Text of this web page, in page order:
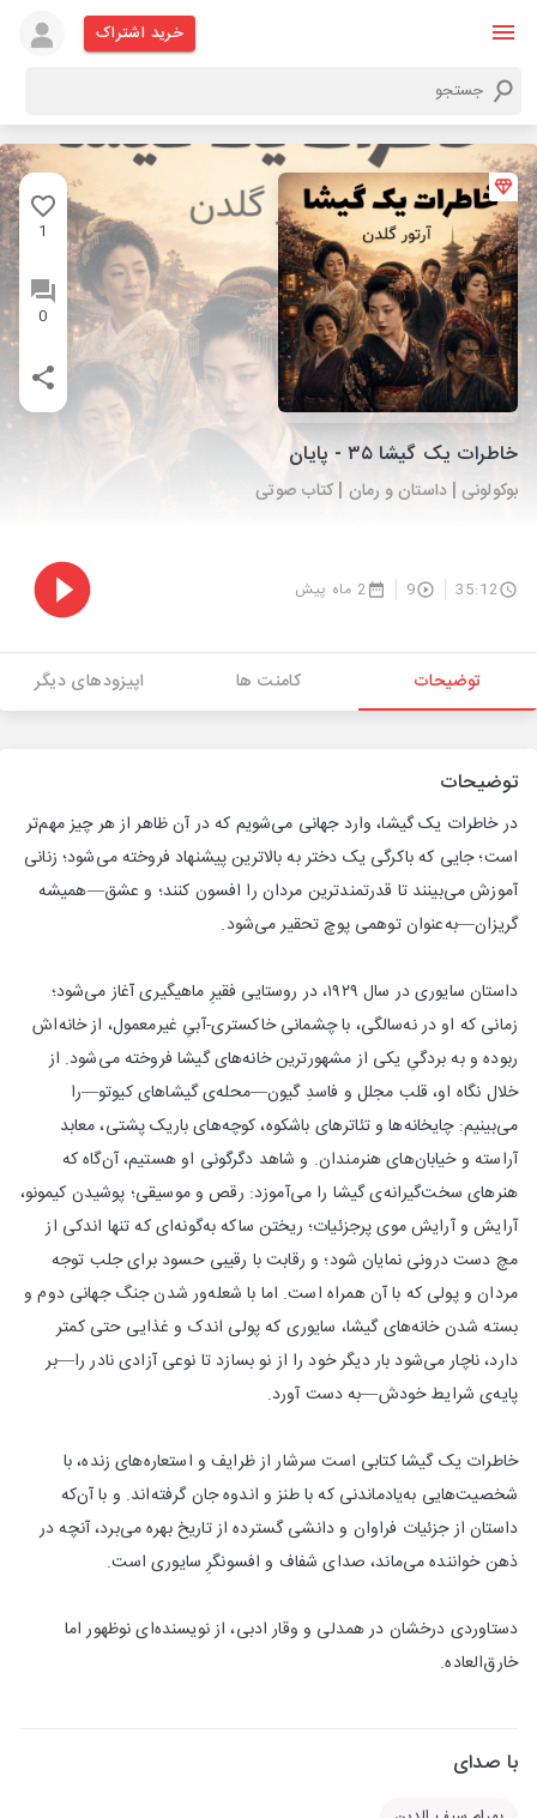
خرید اشتراک
1
0
خاطرات یک گیشا ۳۵ - پایان
بوکولونی | داستان و رمان | کتاب صوتی
35:12
9 2 ماه پیش
توضیحات کامنت ها اپیزودهای دیگر
توضیحات
در خاطرات یک گیشا، وارد جهانی می‌شویم که در آن ظاهر از هر چیز مهم‌تر
است؛ جایی که باکرگی یک دختر به بالاترین پیشنهاد فروخته می‌شود؛ زنانی
آموزش می‌بینند تا قدرتمندترین مردان را افسون کنند؛ و عشق—همیشه
گریزان—به‌عنوان توهمی پوچ تحقیر می‌شود.
داستان سایوری در سال ۱۹۲۹، در روستایی فقیرِ ماهیگیری آغاز می‌شود؛
زمانی که او در نه‌سالگی، با چشمانی خاکستری-آبیِ غیرمعمول، از خانه‌اش
ربوده و به بردگیِ یکی از مشهورترین خانه‌های گیشا فروخته می‌شود. از
خلال نگاه او، قلب مجلل و فاسدِ گیون—محله‌ی گیشاهای کیوتو—را
می‌بینیم: چایخانه‌ها و تئاترهای باشکوه، کوچه‌های باریک پشتی، معابد
آراسته و خیابان‌های هنرمندان. و شاهد دگرگونی او هستیم، آن‌گاه که
هنرهای سخت‌گیرانه‌ی گیشا را می‌آموزد: رقص و موسیقی؛ پوشیدن کیمونو،
آرایش و آرایش موی پرجزئیات؛ ریختن ساکه به‌گونه‌ای که تنها اندکی از
مچ دست درونی نمایان شود؛ و رقابت با رقیبی حسود برای جلب توجه
مردان و پولی که با آن همراه است. اما با شعله‌ور شدن جنگ جهانی دوم و
بسته شدن خانه‌های گیشا، سایوری که پولی اندک و غذایی حتی کمتر
دارد، ناچار می‌شود بار دیگر خود را از نو بسازد تا نوعی آزادی نادر را—بر
پایه‌ی شرایط خودش—به دست آورد.
خاطرات یک گیشا کتابی است سرشار از ظرایف و استعاره‌های زنده، با
شخصیت‌هایی به‌یادماندنی که با طنز و اندوه جان گرفته‌اند. و با آن‌که
داستان از جزئیات فراوان و دانشی گسترده از تاریخ بهره می‌برد، آنچه در
ذهن خواننده می‌ماند، صدای شفاف و افسونگرِ سایوری است.
دستاوردی درخشان در همدلی و وقار ادبی، از نویسنده‌ای نوظهور اما
خارق‌العاده.
با صدای